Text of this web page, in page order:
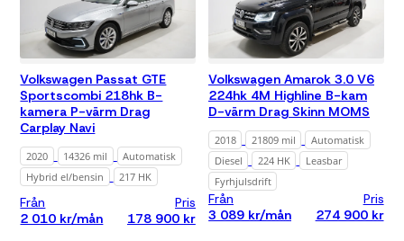
Volkswagen Passat GTE
Sportscombi 218hk B-
kamera P-värm Drag
Carplay Navi
2020 14326 mil
Automatisk
Hybrid el/bensin
217 HK
Från
2 010 kr/mån
Pris
178 900 kr
Volkswagen Amarok 3.0 V6
224hk 4M Highline B-kam
D-värm Drag Skinn MOMS
2018 21809 mil
Automatisk
Diesel
224 HK
Leasbar
Fyrhjulsdrift
Från
3 089 kr/mån
Pris
274 900 kr